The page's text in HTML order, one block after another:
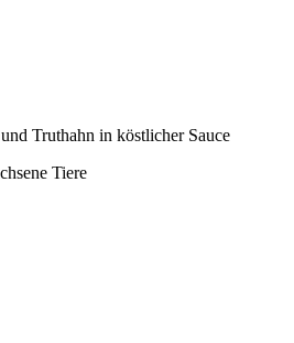
Truthahn in köstlicher Sauce
Tiere